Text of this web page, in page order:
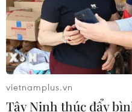
CƠ QUAN CHỦ QUẢN: THÔNG TẤN XÃ
Tổng Biên tập: TRẦN TIẾN
vietnamplus.vn
Tây Ninh thúc đẩy